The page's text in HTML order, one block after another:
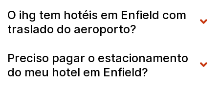
O ihg tem hotéis em Enfield com
traslado do aeroporto?
Preciso pagar o estacionamento
do meu hotel em Enfield?